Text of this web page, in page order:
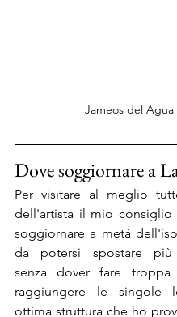
Jameos del Agua
Dove soggiornare a
Per visitare al meglio
dell'artista il mio
soggiornare a metà
da potersi spostare più
senza dover fare troppa
raggiungere le singole
ottima struttura che ho